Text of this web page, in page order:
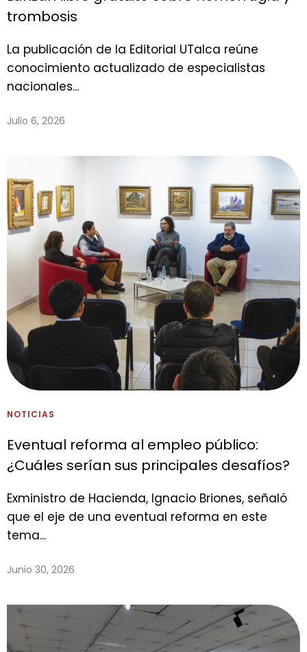
trombosis
La publicación de la Editorial UTalca reúne
conocimiento actualizado de especialistas
nacionales...
Julio 6, 2026
NOTICIAS
Eventual reforma al empleo público:
¿Cuáles serían sus principales desafíos?
Exministro de Hacienda, Ignacio Briones, señaló
que el eje de una eventual reforma en este
tema...
Junio 30, 2026